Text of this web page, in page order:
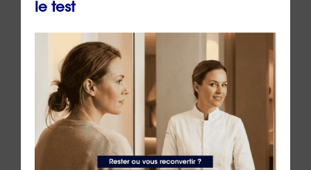
À lire sur le même thème
le test